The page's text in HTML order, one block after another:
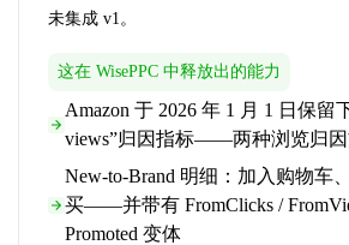
未集成 v1。
这在 WisePPC 中释放出的能力
Amazon 于 2026 年 1 月 1 日保留
views”归因指标——两种浏览归
New-to-Brand 明细：加入购物车
买——并带有 FromClicks /
Promoted 变体